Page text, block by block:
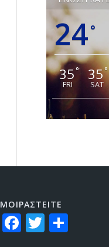
24°
35°
FRI
35°
SAT
ΜΟΙΡΑΣTEITE
Facebook
Twitter